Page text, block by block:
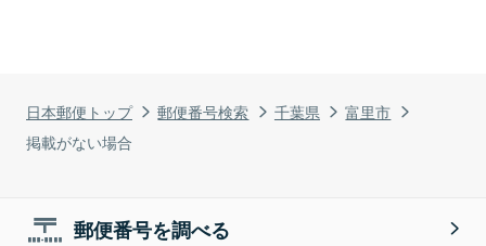
日本郵便トップ 郵便番号検索 千葉県
富里市
掲載がない場合
郵便番号を調べる